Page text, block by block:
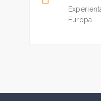
Europa